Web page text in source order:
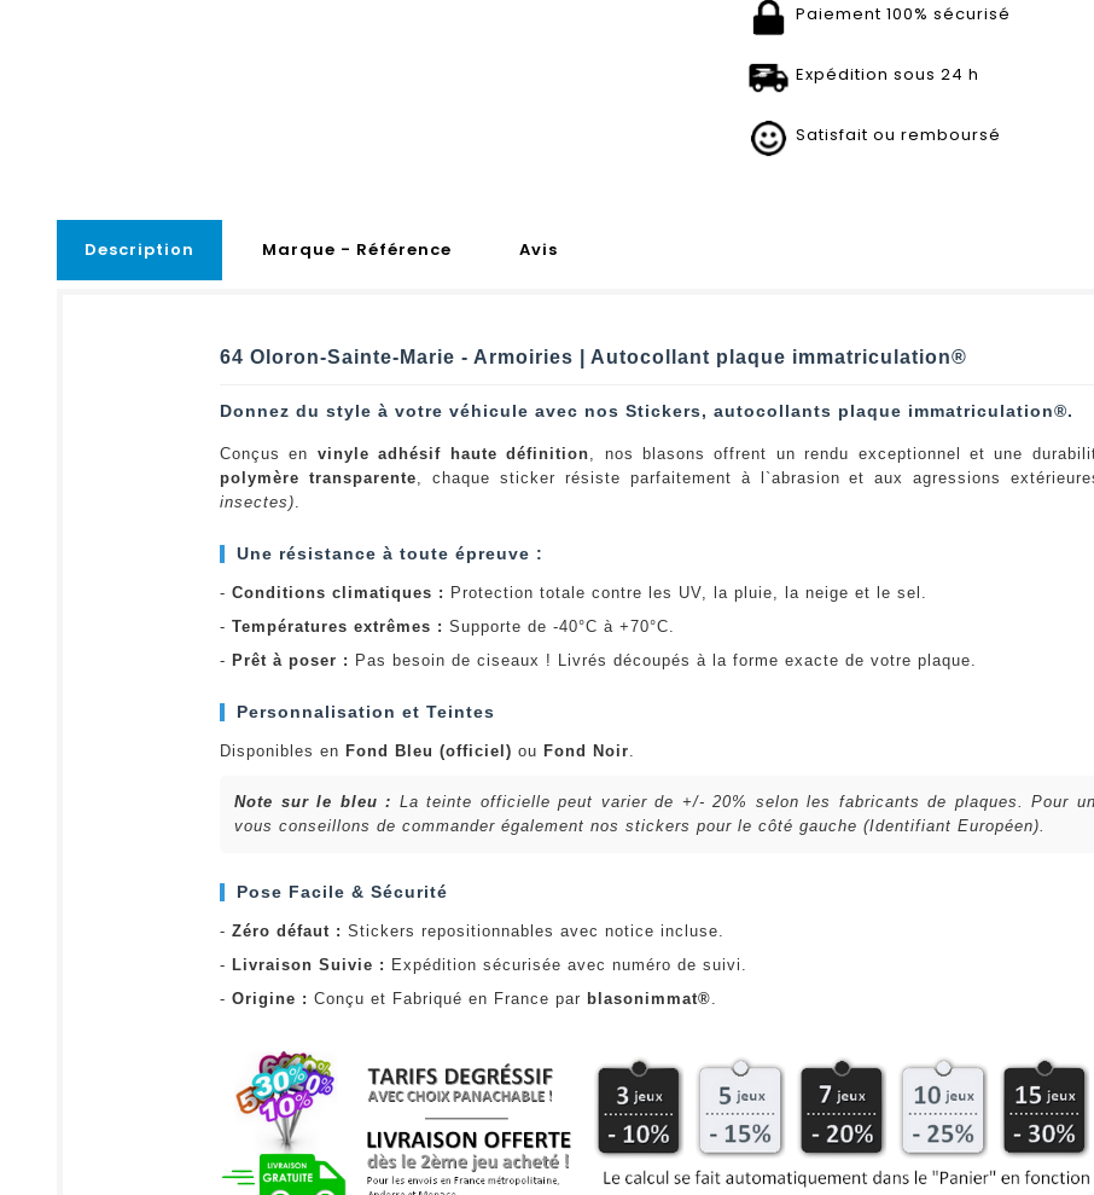
Paiement 100% sécurisé
Expédition sous 24 h
Satisfait ou remboursé
Description Marque - Référence Avis
64 Oloron-Sainte-Marie - Armoiries | Autocollant plaque immatriculation®
Donnez du style à votre véhicule avec nos Stickers, autocollants plaque immatriculation®.
Conçus en vinyle adhésif haute définition , nos blasons offrent un rendu exceptionnel et une
polymère transparente , chaque sticker résiste parfaitement à l`abrasion et aux agressions
insectes)
Une résistance à toute épreuve :
- Conditions climatiques : Protection totale contre les UV, la pluie, la neige et le sel.
- Températures extrêmes : Supporte de -40°C à +70°C.
- Prêt à poser : Pas besoin de ciseaux ! Livrés découpés à la forme exacte de votre plaque.
Personnalisation et Teintes
Disponibles en Fond Bleu (officiel) ou Fond Noir
Note sur le bleu : La teinte officielle peut varier de +/- 20% selon les fabricants de plaques. Pour
vous conseillons de commander également nos stickers pour le côté gauche (Identifiant Européen).
Pose Facile & Sécurité
- Zéro défaut : Stickers repositionnables avec notice incluse.
- Livraison Suivie : Expédition sécurisée avec numéro de suivi.
- Origine : Conçu et Fabriqué en France par blasonimmat®